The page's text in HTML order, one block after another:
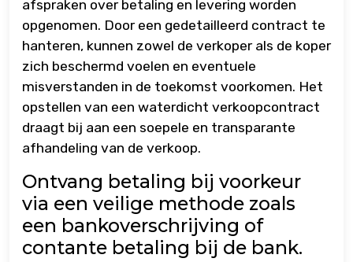
afspraken over betaling en levering worden
opgenomen. Door een gedetailleerd contract te
hanteren, kunnen zowel de verkoper als de koper
zich beschermd voelen en eventuele
misverstanden in de toekomst voorkomen. Het
opstellen van een waterdicht verkoopcontract
draagt bij aan een soepele en transparante
afhandeling van de verkoop.
Ontvang betaling bij voorkeur
via een veilige methode zoals
een bankoverschrijving of
contante betaling bij de bank.